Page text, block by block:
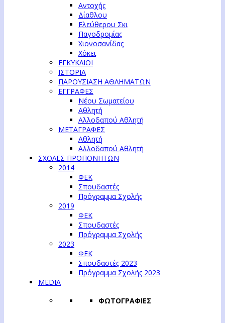
Αντοχής
Δίαθλου
Ελεύθερου Σκι
Παγοδρομίας
Χιονοσανίδας
Χόκεϊ
ΕΓΚΥΚΛΙΟΙ
ΙΣΤΟΡΙΑ
ΠΑΡΟΥΣΙΑΣΗ ΑΘΛΗΜΑΤΩΝ
ΕΓΓΡΑΦΕΣ
Νέου Σωματείου
Αθλητή
Αλλοδαπού Αθλητή
ΜΕΤΑΓΡΑΦΕΣ
Αθλητή
Αλλοδαπού Αθλητή
ΣΧΟΛΕΣ ΠΡΟΠΟΝΗΤΩΝ
2014
ΦΕΚ
Σπουδαστές
Πρόγραμμα Σχολής
2019
ΦΕΚ
Σπουδαστές
Πρόγραμμα Σχολής
2023
ΦΕΚ
Σπουδαστές 2023
Πρόγραμμα Σχολής 2023
MEDIA
ΦΩΤΟΓΡΑΦΙΕΣ